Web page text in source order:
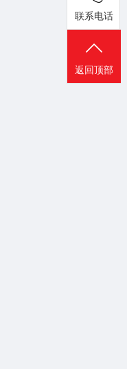
联系电话
返回顶部